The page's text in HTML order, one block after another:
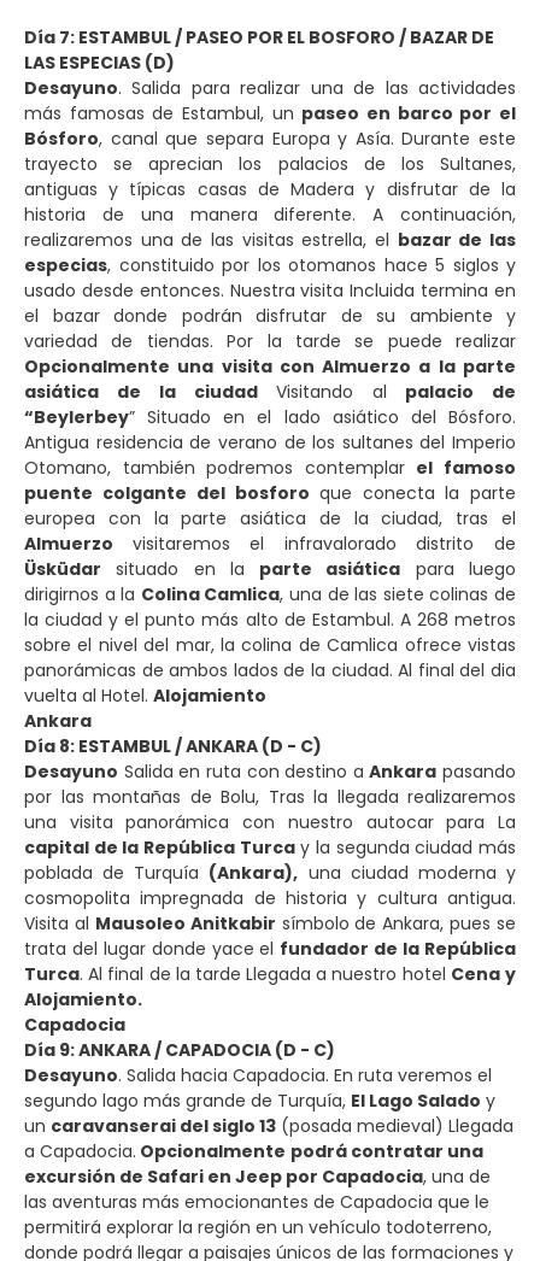
Día 7: ESTAMBUL / PASEO POR EL BOSFORO / BAZAR DE
LAS ESPECIAS (D)
Desayuno. Salida para realizar una de las actividades
más famosas de Estambul, un paseo en barco por el
Bósforo, canal que separa Europa y Asía. Durante este
trayecto se aprecian los palacios de los Sultanes,
antiguas y típicas casas de Madera y disfrutar de la
historia de una manera diferente. A continuación,
realizaremos una de las visitas estrella, el bazar de las
especias, constituido por los otomanos hace 5 siglos y
usado desde entonces. Nuestra visita Incluida termina en
el bazar donde podrán disfrutar de su ambiente y
variedad de tiendas. Por la tarde se puede realizar
Opcionalmente una visita con Almuerzo a la parte
asiática de la ciudad Visitando al palacio de
“Beylerbey” Situado en el lado asiático del Bósforo.
Antigua residencia de verano de los sultanes del Imperio
Otomano, también podremos contemplar el famoso
puente colgante del bosforo que conecta la parte
europea con la parte asiática de la ciudad, tras el
Almuerzo visitaremos el infravalorado distrito de
Üsküdar situado en la parte asiática para luego
dirigirnos a la Colina Camlica, una de las siete colinas de
la ciudad y el punto más alto de Estambul. A 268 metros
sobre el nivel del mar, la colina de Camlica ofrece vistas
panorámicas de ambos lados de la ciudad. Al final del dia
vuelta al Hotel. Alojamiento
Ankara
Día 8: ESTAMBUL / ANKARA (D - C)
Desayuno Salida en ruta con destino aAnkara pasando
por las montañas de Bolu, Tras la llegada realizaremos
una visita panorámica con nuestro autocar para La
capital de la República Turcay la segunda ciudad más
poblada de Turquía (Ankara), una ciudad moderna y
cosmopolita impregnada de historia y cultura antigua.
Visita al Mausoleo Anitkabir símbolo de Ankara, pues se
trata del lugar donde yace el fundador de la República
Turca. Al final de la tarde Llegada a nuestro hotel Cena y
Alojamiento.
Capadocia
Día 9: ANKARA / CAPADOCIA (D - C)
Desayuno. Salida hacia Capadocia. En ruta veremos el
segundo lago más grande de Turquía, El Lago Salado y
un caravanserai del siglo 13 (posada medieval) Llegada
a Capadocia. Opcionalmente podrá contratar una
excursión de Safari en Jeep por Capadocia, una de
las aventuras más emocionantes de Capadocia que le
permitirá explorar la región en un vehículo todoterreno,
donde podrá llegar a paisajes únicos de las formaciones y